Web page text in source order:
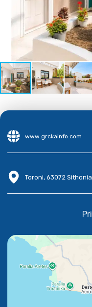
www.grckainfo.com
Toroni, 63072